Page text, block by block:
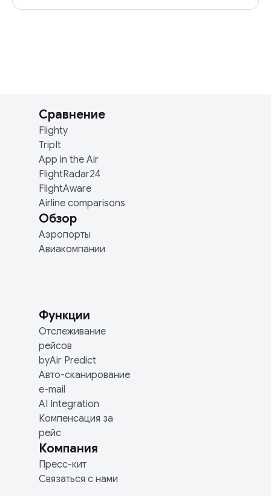
Сравнение
Flighty
TripIt
App in the Air
FlightRadar24
FlightAware
Airline comparisons
Обзор
Аэропорты
Авиакомпании
Функции
Отслеживание
рейсов
byAir Predict
Авто-сканирование
e-mail
AI Integration
Компенсация за
рейс
Компания
Пресс-кит
Связаться с нами